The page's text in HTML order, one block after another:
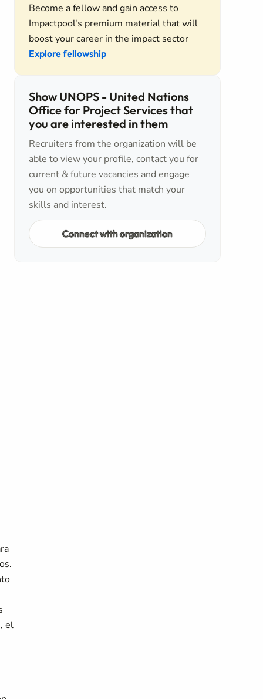
el
Become a fellow and gain access to
Impactpool's premium material that will
boost your career in the impact sector
Explore fellowship
Show UNOPS - United Nations
Office for Project Services that
you are interested in them
Recruiters from the organization will be
able to view your profile, contact you for
current & future vacancies and engage
you on opportunities that match your
skills and interest.
Connect with organization